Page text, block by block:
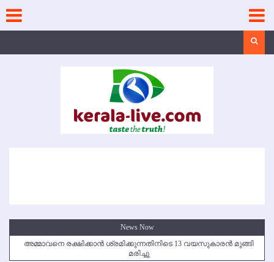
content
News Now
അമ്മാവനെ രക്ഷിക്കാന്‍ ശ്രമിക്കുന്നതിനിടെ 13 വയസുകാരന്‍ മുങ്ങി
മരിച്ചു